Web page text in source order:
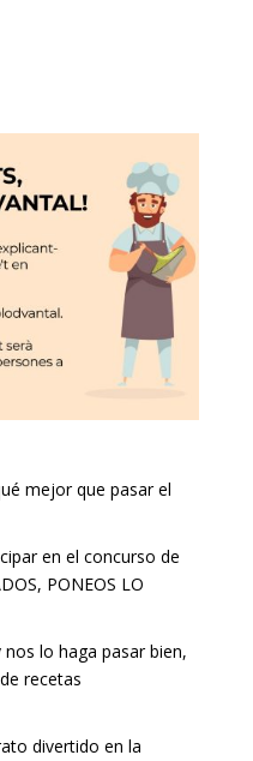
mejor que pasar el
en el concurso de
PONEOS LO
lo haga pasar bien,
recetas
divertido en la